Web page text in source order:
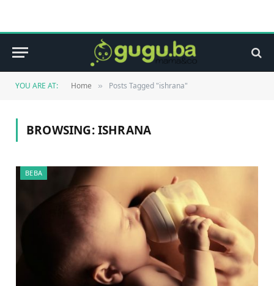
YOU ARE AT: Home » Posts Tagged "ishrana"
BROWSING:ISHRANA
BEBA